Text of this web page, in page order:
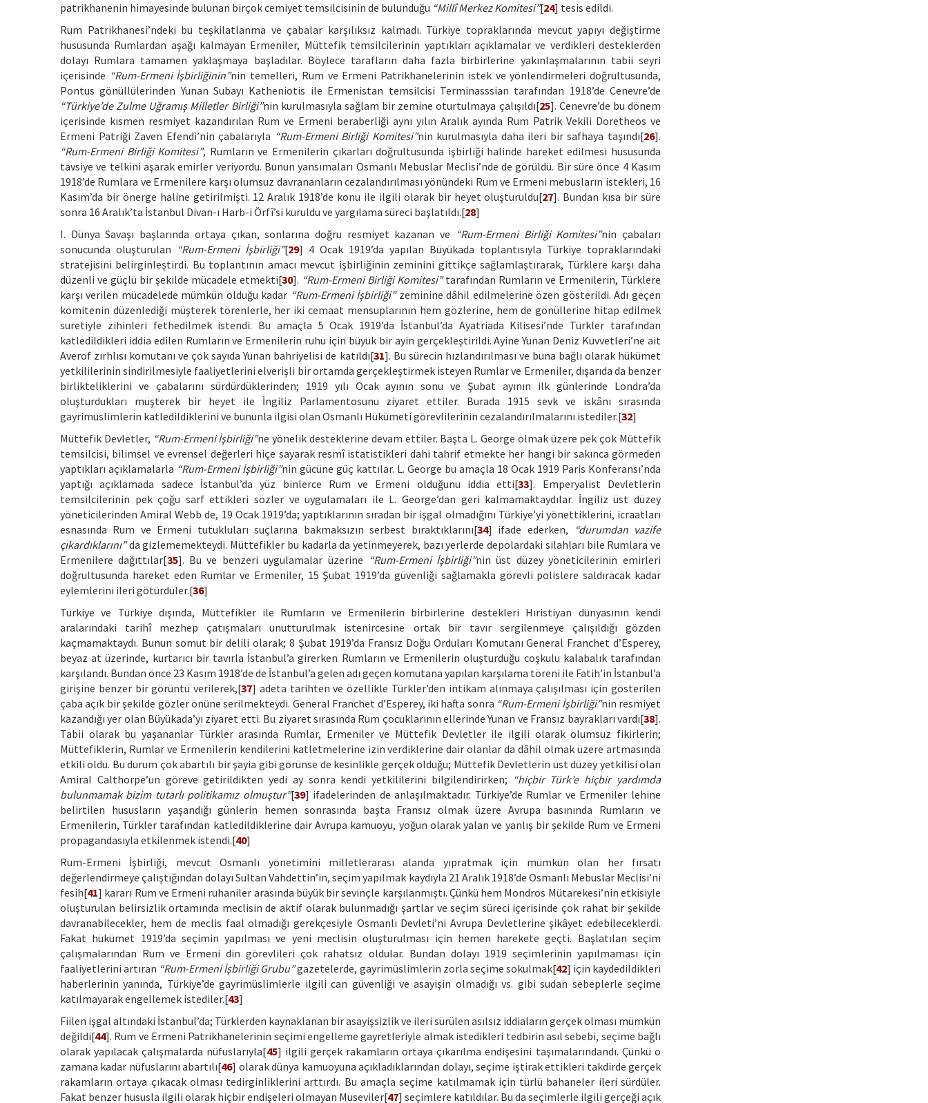
patrikhanenin himayesinde bulunan birçok cemiyet temsilcisinin de bulunduğu “Millî Merkez Komitesi”[24] tesis edildi.
Rum Patrikhanesi’ndeki bu teşkilatlanma ve çabalar karşılıksız kalmadı. Türkiye topraklarında mevcut yapıyı değiştirme
hususunda Rumlardan aşağı kalmayan Ermeniler, Müttefik temsilcilerinin yaptıkları açıklamalar ve verdikleri desteklerden
dolayı Rumlara tamamen yaklaşmaya başladılar. Böylece tarafların daha fazla birbirlerine yakınlaşmalarının tabii seyri
içerisinde “Rum-Ermeni İşbirliğinin”nin temelleri, Rum ve Ermeni Patrikhanelerinin istek ve yönlendirmeleri doğrultusunda,
Pontus gönüllülerinden Yunan Subayı Katheniotis ile Ermenistan temsilcisi Terminasssian tarafından 1918’de Cenevre’de
“Türkiye’de Zulme Uğramış Milletler Birliği”nin kurulmasıyla sağlam bir zemine oturtulmaya çalışıldı[25]. Cenevre’de bu dönem
içerisinde kısmen resmiyet kazandırılan Rum ve Ermeni beraberliği aynı yılın Aralık ayında Rum Patrik Vekili Doretheos ve
Ermeni Patriği Zaven Efendi’nin çabalarıyla “Rum-Ermeni Birliği Komitesi”nin kurulmasıyla daha ileri bir safhaya taşındı[26].
“Rum-Ermeni Birliği Komitesi”, Rumların ve Ermenilerin çıkarları doğrultusunda işbirliği halinde hareket edilmesi hususunda
tavsiye ve telkini aşarak emirler veriyordu. Bunun yansımaları Osmanlı Mebuslar Meclisi’nde de görüldü. Bir süre önce 4 Kasım
1918’de Rumlara ve Ermenilere karşı olumsuz davrananların cezalandırılması yönündeki Rum ve Ermeni mebusların istekleri, 16
Kasım’da bir önerge haline getirilmişti. 12 Aralık 1918’de konu ile ilgili olarak bir heyet oluşturuldu[27]. Bundan kısa bir süre
sonra 16 Aralık’ta İstanbul Divan-ı Harb-i Örfî’si kuruldu ve yargılama süreci başlatıldı.[28]
I. Dünya Savaşı başlarında ortaya çıkan, sonlarına doğru resmiyet kazanan ve “Rum-Ermeni Birliği Komitesi”nin çabaları
sonucunda oluşturulan “Rum-Ermeni İşbirliği”[29] 4 Ocak 1919’da yapılan Büyükada toplantısıyla Türkiye topraklarındaki
stratejisini belirginleştirdi. Bu toplantının amacı mevcut işbirliğinin zeminini gittikçe sağlamlaştırarak, Türklere karşı daha
düzenli ve güçlü bir şekilde mücadele etmekti[30]. “Rum-Ermeni Birliği Komitesi”tarafından Rumların ve Ermenilerin, Türklere
karşı verilen mücadelede mümkün olduğu kadar “Rum-Ermeni İşbirliği”zeminine dâhil edilmelerine özen gösterildi. Adı geçen
komitenin düzenlediği müşterek törenlerle, her iki cemaat mensuplarının hem gözlerine, hem de gönüllerine hitap edilmek
suretiyle zihinleri fethedilmek istendi. Bu amaçla 5 Ocak 1919’da İstanbul’da Ayatriada Kilisesi’nde Türkler tarafından
katledildikleri iddia edilen Rumların ve Ermenilerin ruhu için büyük bir ayin gerçekleştirildi. Ayine Yunan Deniz Kuvvetleri’ne ait
Averof zırhlısı komutanı ve çok sayıda Yunan bahriyelisi de katıldı[31]. Bu sürecin hızlandırılması ve buna bağlı olarak hükümet
yetkililerinin sindirilmesiyle faaliyetlerini elverişli bir ortamda gerçekleştirmek isteyen Rumlar ve Ermeniler, dışarıda da benzer
birlikteliklerini ve çabalarını sürdürdüklerinden; 1919 yılı Ocak ayının sonu ve Şubat ayının ilk günlerinde Londra’da
oluşturdukları müşterek bir heyet ile İngiliz Parlamentosunu ziyaret ettiler. Burada 1915 sevk ve iskânı sırasında
gayrimüslimlerin katledildiklerini ve bununla ilgisi olan Osmanlı Hükümeti görevlilerinin cezalandırılmalarını istediler.[32]
Müttefik Devletler, “Rum-Ermeni İşbirliği”ne yönelik desteklerine devam ettiler. Başta L. George olmak üzere pek çok Müttefik
temsilcisi, bilimsel ve evrensel değerleri hiçe sayarak resmî istatistikleri dahi tahrif etmekte her hangi bir sakınca görmeden
yaptıkları açıklamalarla “Rum-Ermeni İşbirliği”nin gücüne güç kattılar. L. George bu amaçla 18 Ocak 1919 Paris Konferansı’nda
yaptığı açıklamada sadece İstanbul’da yüz binlerce Rum ve Ermeni olduğunu iddia etti[33]. Emperyalist Devletlerin
temsilcilerinin pek çoğu sarf ettikleri sözler ve uygulamaları ile L. George’dan geri kalmamaktaydılar. İngiliz üst düzey
yöneticilerinden Amiral Webb de, 19 Ocak 1919’da; yaptıklarının sıradan bir işgal olmadığını Türkiye’yi yönettiklerini, icraatları
esnasında Rum ve Ermeni tutukluları suçlarına bakmaksızın serbest bıraktıklarını[34] ifade ederken,
“durumdan vazife
çıkardıklarını”da gizlememekteydi. Müttefikler bu kadarla da yetinmeyerek, bazı yerlerde depolardaki silahları bile Rumlara ve
Ermenilere dağıttılar[35]. Bu ve benzeri uygulamalar üzerine “Rum-Ermeni İşbirliği”nin üst düzey yöneticilerinin emirleri
doğrultusunda hareket eden Rumlar ve Ermeniler, 15 Şubat 1919’da güvenliği sağlamakla görevli polislere saldıracak kadar
eylemlerini ileri götürdüler.[36]
Türkiye ve Türkiye dışında, Müttefikler ile Rumların ve Ermenilerin birbirlerine destekleri Hıristiyan dünyasının kendi
aralarındaki tarihî mezhep çatışmaları unutturulmak istenircesine ortak bir tavır sergilenmeye çalışıldığı gözden
kaçmamaktaydı. Bunun somut bir delili olarak; 8 Şubat 1919’da Fransız Doğu Orduları Komutanı General Franchet d’Esperey,
beyaz at üzerinde, kurtarıcı bir tavırla İstanbul’a girerken Rumların ve Ermenilerin oluşturduğu coşkulu kalabalık tarafından
karşılandı. Bundan önce 23 Kasım 1918’de de İstanbul’a gelen adı geçen komutana yapılan karşılama töreni ile Fatih’in İstanbul’a
girişine benzer bir görüntü verilerek,[37] adeta tarihten ve özellikle Türkler’den intikam alınmaya çalışılması için gösterilen
çaba açık bir şekilde gözler önüne serilmekteydi. General Franchet d’Esperey, iki hafta sonra “Rum-Ermeni İşbirliği”nin resmiyet
kazandığı yer olan Büyükada’yı ziyaret etti. Bu ziyaret sırasında Rum çocuklarının ellerinde Yunan ve Fransız bayrakları vardı[38].
Tabii olarak bu yaşananlar Türkler arasında Rumlar, Ermeniler ve Müttefik Devletler ile ilgili olarak olumsuz fikirlerin;
Müttefiklerin, Rumlar ve Ermenilerin kendilerini katletmelerine izin verdiklerine dair olanlar da dâhil olmak üzere artmasında
etkili oldu. Bu durum çok abartılı bir şayia gibi görünse de kesinlikle gerçek olduğu; Müttefik Devletlerin üst düzey yetkilisi olan
Amiral Calthorpe’un göreve getirildikten yedi ay sonra kendi yetkililerini bilgilendirirken; “hiçbir Türk’e hiçbir yardımda
bulunmamak bizim tutarlı politikamız olmuştur”[39] ifadelerinden de anlaşılmaktadır. Türkiye’de Rumlar ve Ermeniler lehine
belirtilen hususların yaşandığı günlerin hemen sonrasında başta Fransız olmak üzere Avrupa basınında Rumların ve
Ermenilerin, Türkler tarafından katledildiklerine dair Avrupa kamuoyu, yoğun olarak yalan ve yanlış bir şekilde Rum ve Ermeni
propagandasıyla etkilenmek istendi.[40]
Rum-Ermeni İşbirliği, mevcut Osmanlı yönetimini milletlerarası alanda yıpratmak için mümkün olan her fırsatı
değerlendirmeye çalıştığından dolayı Sultan Vahdettin’in, seçim yapılmak kaydıyla 21 Aralık 1918’de Osmanlı Mebuslar Meclisi’ni
fesih[41] kararı Rum ve Ermeni ruhaniler arasında büyük bir sevinçle karşılanmıştı. Çünkü hem Mondros Mütarekesi’nin etkisiyle
oluşturulan belirsizlik ortamında meclisin de aktif olarak bulunmadığı şartlar ve seçim süreci içerisinde çok rahat bir şekilde
davranabilecekler, hem de meclis faal olmadığı gerekçesiyle Osmanlı Devleti’ni Avrupa Devletlerine şikâyet edebileceklerdi.
Fakat hükümet 1919’da seçimin yapılması ve yeni meclisin oluşturulması için hemen harekete geçti. Başlatılan seçim
çalışmalarından Rum ve Ermeni din görevlileri çok rahatsız oldular. Bundan dolayı 1919 seçimlerinin yapılmaması için
faaliyetlerini artıran “Rum-Ermeni İşbirliği Grubu”gazetelerde, gayrimüslimlerin zorla seçime sokulmak[42] için kaydedildikleri
haberlerinin yanında, Türkiye’de gayrimüslimlerle ilgili can güvenliği ve asayişin olmadığı vs. gibi sudan sebeplerle seçime
katılmayarak engellemek istediler.[43]
Fiilen işgal altındaki İstanbul’da; Türklerden kaynaklanan bir asayişsizlik ve ileri sürülen asılsız iddiaların gerçek olması mümkün
değildi[44]. Rum ve Ermeni Patrikhanelerinin seçimi engelleme gayretleriyle almak istedikleri tedbirin asıl sebebi, seçime bağlı
olarak yapılacak çalışmalarda nüfuslarıyla[45] ilgili gerçek rakamların ortaya çıkarılma endişesini taşımalarındandı. Çünkü o
zamana kadar nüfuslarını abartılı[46] olarak dünya kamuoyuna açıkladıklarından dolayı, seçime iştirak ettikleri takdirde gerçek
rakamların ortaya çıkacak olması tedirginliklerini arttırdı. Bu amaçla seçime katılmamak için türlü bahaneler ileri sürdüler.
Fakat benzer hususla ilgili olarak hiçbir endişeleri olmayan Museviler[47] seçimlere katıldılar. Bu da seçimlerle ilgili gerçeği açık